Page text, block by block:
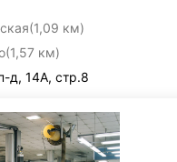
(1,09 км)
(1,57 км)
д, 14А, стр.8